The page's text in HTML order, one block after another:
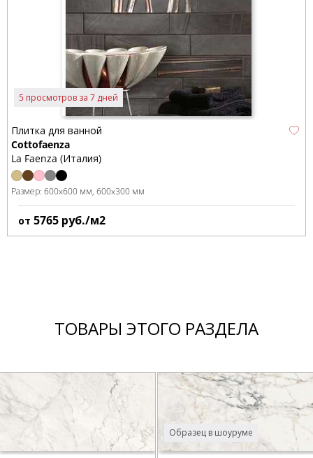
5 просмотров за 7 дней
Плитка для ванной
Cottofaenza
La Faenza (Италия)
Размер: 600x600 мм 600x300 мм
от 5765 руб./м2
ТОВАРЫ ЭТОГО РАЗДЕЛА
Образец в шоуруме